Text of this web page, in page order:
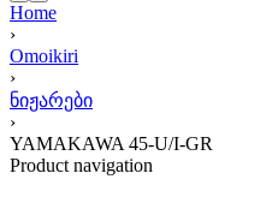
Home
›
Omoikiri
›
ნიჟარები
›
YAMAKAWA 45-U/I-GR
Product navigation